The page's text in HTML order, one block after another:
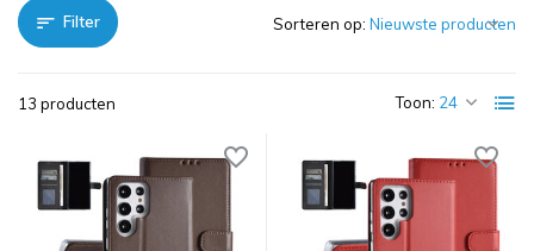
Filter
13 producten Toon:
Sorteren op: